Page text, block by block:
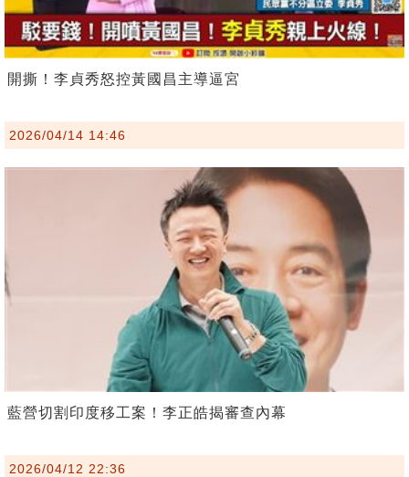
開撕！李貞秀怒控黃國昌主導逼宮
2026/04/14 14:46
藍營切割印度移工案！李正皓揭審查內幕
2026/04/12 22:36